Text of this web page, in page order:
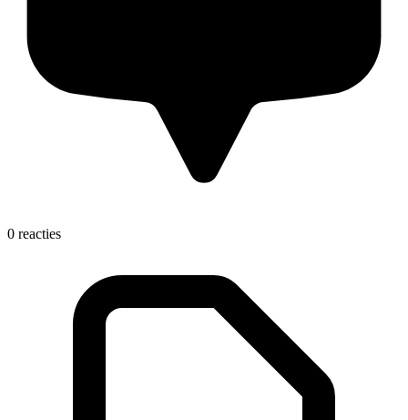
0 reacties